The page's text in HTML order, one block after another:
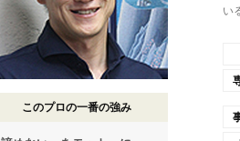
このプロの一番の強み
い